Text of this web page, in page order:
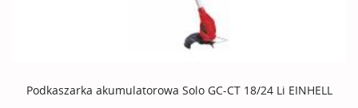
Podkaszarka akumulatorowa Solo GC-CT 18/24 Li EINHELL